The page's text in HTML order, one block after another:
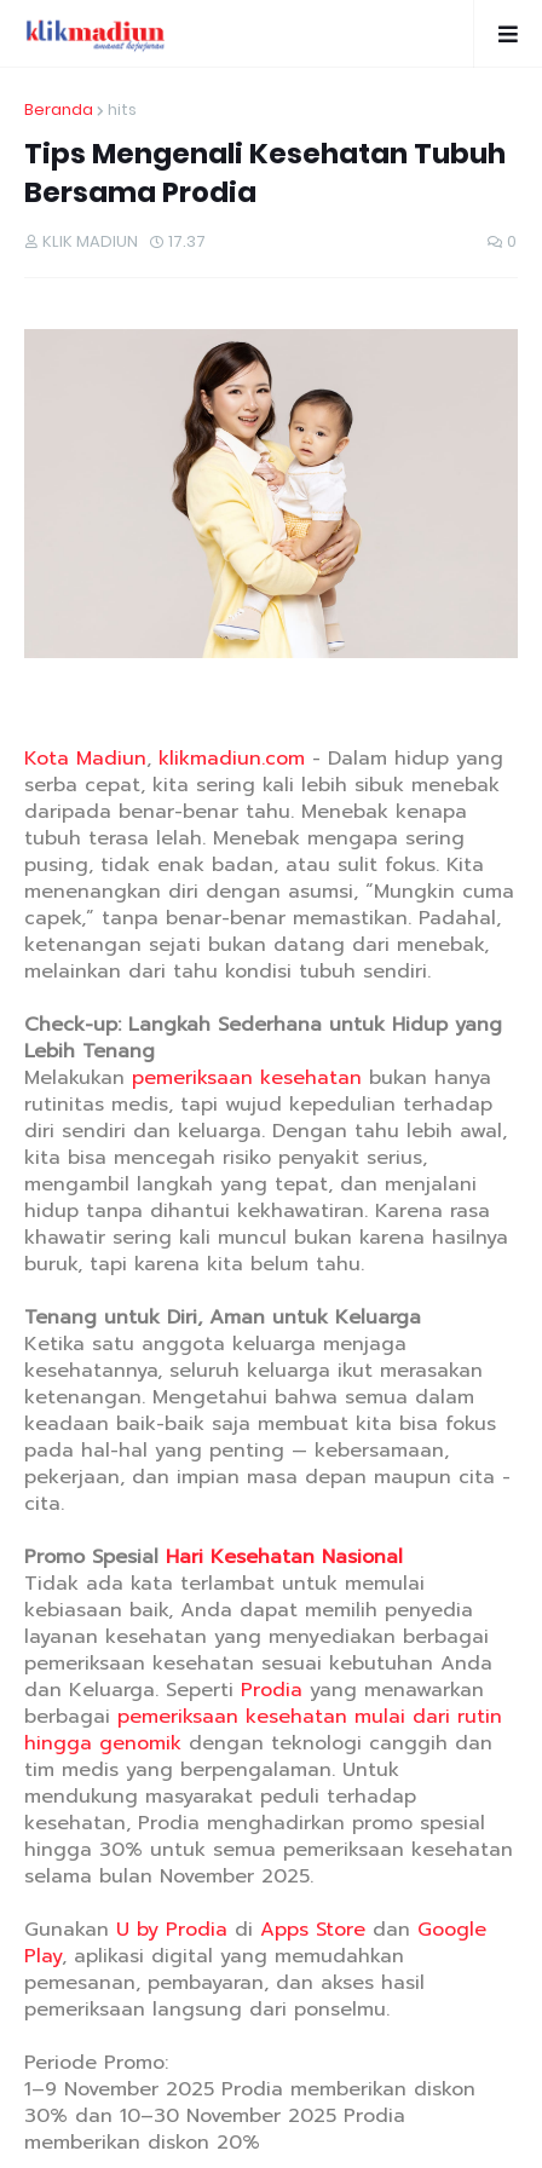
Beranda hits
Tips Mengenali Kesehatan Tubuh
Bersama Prodia
KLIK MADIUN 17.37 0
Kota Madiun, klikmadiun.com - Dalam hidup yang
serba cepat, kita sering kali lebih sibuk menebak
daripada benar-benar tahu. Menebak kenapa
tubuh terasa lelah. Menebak mengapa sering
pusing, tidak enak badan, atau sulit fokus. Kita
menenangkan diri dengan asumsi, “Mungkin cuma
capek,” tanpa benar-benar memastikan. Padahal,
ketenangan sejati bukan datang dari menebak,
melainkan dari tahu kondisi tubuh sendiri.
Check-up: Langkah Sederhana untuk Hidup yang
Lebih Tenang
Melakukan pemeriksaan kesehatan bukan hanya
rutinitas medis, tapi wujud kepedulian terhadap
diri sendiri dan keluarga. Dengan tahu lebih awal,
kita bisa mencegah risiko penyakit serius,
mengambil langkah yang tepat, dan menjalani
hidup tanpa dihantui kekhawatiran. Karena rasa
khawatir sering kali muncul bukan karena hasilnya
buruk, tapi karena kita belum tahu.
Tenang untuk Diri, Aman untuk Keluarga
Ketika satu anggota keluarga menjaga
kesehatannya, seluruh keluarga ikut merasakan
ketenangan. Mengetahui bahwa semua dalam
keadaan baik-baik saja membuat kita bisa fokus
pada hal-hal yang penting — kebersamaan,
pekerjaan, dan impian masa depan maupun cita -
cita.
Promo Spesial Hari Kesehatan Nasional
Tidak ada kata terlambat untuk memulai
kebiasaan baik, Anda dapat memilih penyedia
layanan kesehatan yang menyediakan berbagai
pemeriksaan kesehatan sesuai kebutuhan Anda
dan Keluarga. Seperti Prodia yang menawarkan
berbagai pemeriksaan kesehatan mulai dari rutin
hingga genomik dengan teknologi canggih dan
tim medis yang berpengalaman. Untuk
mendukung masyarakat peduli terhadap
kesehatan, Prodia menghadirkan promo spesial
hingga 30% untuk semua pemeriksaan kesehatan
selama bulan November 2025.
Gunakan U by Prodia di Apps Store dan Google
Play, aplikasi digital yang memudahkan
pemesanan, pembayaran, dan akses hasil
pemeriksaan langsung dari ponselmu.
Periode Promo:
1–9 November 2025 Prodia memberikan diskon
30% dan 10–30 November 2025 Prodia
memberikan diskon 20%